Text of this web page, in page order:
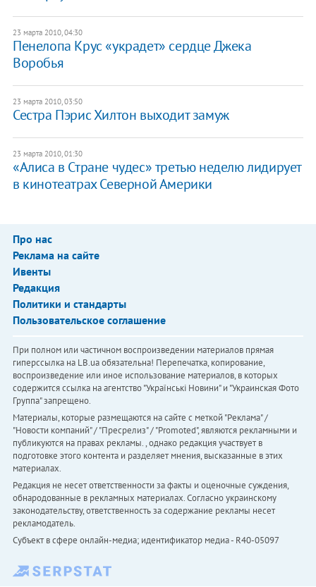
23 марта 2010, 04:30
Пенелопа Крус «украдет» сердце Джека
Воробья
23 марта 2010, 03:50
Сестра Пэрис Хилтон выходит замуж
23 марта 2010, 01:30
«Алиса в Стране чудес» третью неделю лидирует
в кинотеатрах Северной Америки
Про нас
Реклама на сайте
Ивенты
Редакция
Политики и стандарты
Пользовательское соглашение
При полном или частичном воспроизведении материалов прямая
гиперссылка на LB.ua обязательна! Перепечатка, копирование,
воспроизведение или иное использование материалов, в которых
содержится ссылка на агентство "Українськi Новини" и "Украинская Фото
Группа" запрещено.
Материалы, которые размещаются на сайте с меткой "Реклама" /
"Новости компаний" / "Пресрелиз" / "Promoted", являются рекламными и
публикуются на правах рекламы. , однако редакция участвует в
подготовке этого контента и разделяет мнения, высказанные в этих
материалах.
Редакция не несет ответственности за факты и оценочные суждения,
обнародованные в рекламных материалах. Согласно украинскому
законодательству, ответственность за содержание рекламы несет
рекламодатель.
Субъект в сфере онлайн-медиа; идентификатор медиа - R40-05097